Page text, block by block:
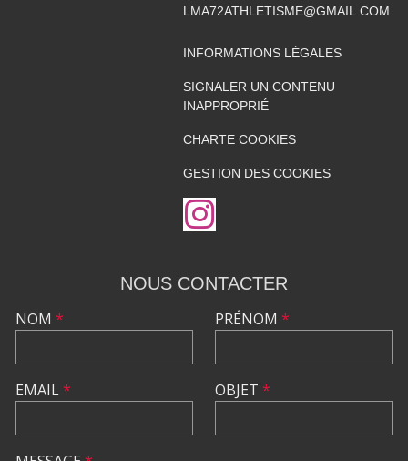
LMA72ATHLETISME@GMAIL.COM
INFORMATIONS LÉGALES
SIGNALER UN CONTENU
INAPPROPRIÉ
CHARTE COOKIES
GESTION DES COOKIES
NOUS CONTACTER
NOM *
EMAIL*
PRÉNOM *
OBJET *